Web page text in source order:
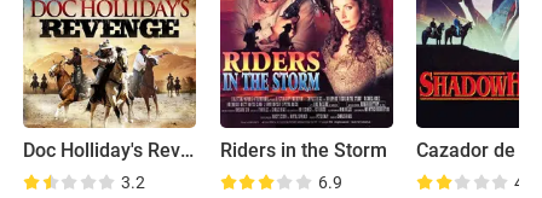
Doc Holliday's Revenge
3.2
Riders in the Storm
6.9 4.9